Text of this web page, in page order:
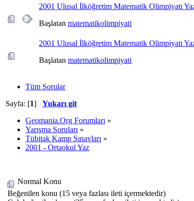
2001 Ulusal İlköğretim Matematik Olimpiyatı
Başlatan matematikolimpiyati
2001 Ulusal İlköğretim Matematik Olimpiyatı
Başlatan matematikolimpiyati
Tüm Sorular
Sayfa: [1] Yukarı git
Geomania.Org Forumları »
Yarışma Soruları »
Tübitak Kamp Sınavları »
2001 - Ortaokul Yaz
Normal Konu
Beğenilen konu (15 veya fazlası ileti içermektedir)